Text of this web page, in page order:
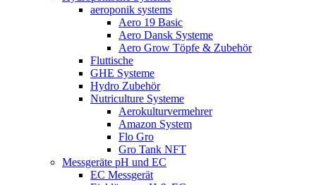
aeroponik systems
Aero 19 Basic
Aero Dansk Systeme
Aero Grow Töpfe & Zubehör
Fluttische
GHE Systeme
Hydro Zubehör
Nutriculture Systeme
Aerokulturvermehrer
Amazon System
Flo Gro
Gro Tank NFT
Messgeräte pH und EC
EC Messgerät